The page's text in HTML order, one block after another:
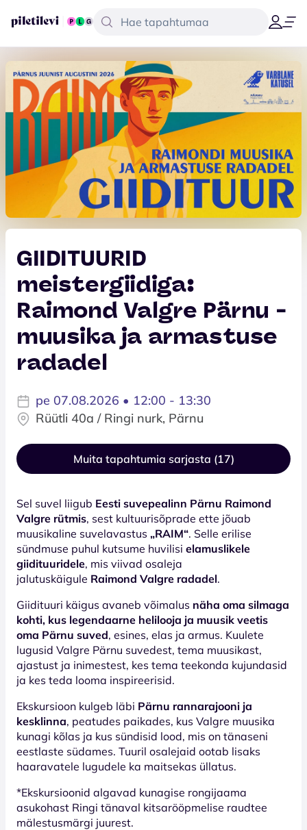
GIIDITUURID
meistergiidiga:
Raimond Valgre Pärnu -
muusika ja armastuse
radadel
pe 07.08.2026 • 12:00 - 13:30
Rüütli 40a / Ringi nurk, Pärnu
Muita tapahtumia sarjasta (17)
Sel suvel liigub Eesti suvepealinn Pärnu Raimond
Valgre rütmis, sest kultuurisõprade ette jõuab
muusikaline suvelavastus „RAIM“. Selle erilise
sündmuse puhul kutsume huvilisi elamuslikele
giidituuridele, mis viivad osaleja
jalutuskäigule Raimond Valgre radadel.
Giidituuri käigus avaneb võimalus näha oma silmaga
kohti, kus legendaarne helilooja ja muusik veetis
oma Pärnu suved, esines, elas ja armus. Kuulete
lugusid Valgre Pärnu suvedest, tema muusikast,
ajastust ja inimestest, kes tema teekonda kujundasid
ja kes teda looma inspireerisid.
Ekskursioon kulgeb läbi Pärnu rannarajooni ja
kesklinna, peatudes paikades, kus Valgre muusika
kunagi kõlas ja kus sündisid lood, mis on tänaseni
eestlaste südames. Tuuril osalejaid ootab lisaks
haaravatele lugudele ka maitsekas üllatus.
*Ekskursioonid algavad kunagise rongijaama
asukohast Ringi tänaval kitsarööpmelise raudtee
mälestusmärgi juurest.